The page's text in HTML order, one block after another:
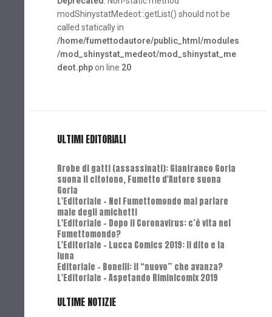
modShinystatMedeot::getList() should not be
called statically in
/home/fumettodautore/public_html/modules
/mod_shinystat_medeot/mod_shinystat_me
deot.phpon line 20
ULTIMI EDITORIALI
Rrobe di gatti (assassinati): Gianfranco Goria
suona il citofono, Fumetto d'Autore suona
Goria
L'Editoriale - Nel Fumettomondo mai parlare
male degli amichetti
L'Editoriale - Dopo il Coronavirus: c’è vita nel
Fumettomondo?
L'Editoriale - Lucca Comics 2019: Il dito e la
luna
Editoriale - Bonelli: il “nuovo” che avanza?
L'Editoriale - Aspetando Riminicomix 2019
ULTIME NOTIZIE